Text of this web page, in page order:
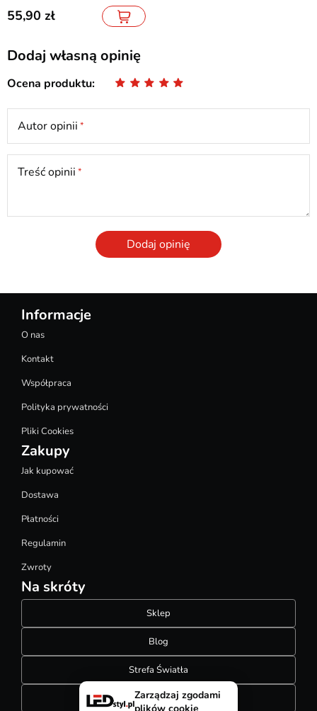
55,90
Dodaj własną opinię
Ocena produktu
Autor opinii
Treść opinii
Dodaj opinię
Informacje
O nas
Kontakt
Współpraca
Polityka prywatności
Pliki Cookies
Zakupy
Jak kupować
Dostawa
Płatności
Regulamin
Zwroty
Na skróty
Sklep
Blog
Strefa Światła
Konfigurator szynoprzewodów
Zarządzaj zgodami